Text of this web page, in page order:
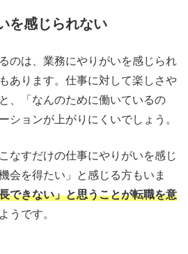
を感じられない
のは、業務にやりがいを感じられ
あります。仕事に対して楽しさや
、「なんのために働いているの
ションが上がりにくいでしょう。
なすだけの仕事にやりがいを感じ
会を得たい」と感じる方もいま
できない」と思うことが転職を意
ようです。